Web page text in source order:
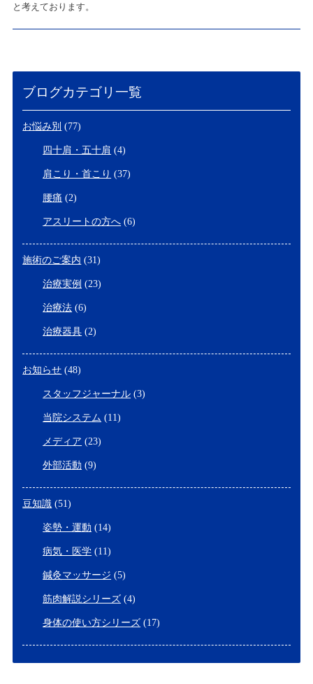
と考えております。
ブログカテゴリ一覧
お悩み別 (77)
四十肩・五十肩 (4)
肩こり・首こり (37)
腰痛 (2)
アスリートの方へ (6)
施術のご案内 (31)
治療実例 (23)
治療法 (6)
治療器具 (2)
お知らせ (48)
スタッフジャーナル (3)
当院システム (11)
メディア (23)
外部活動 (9)
豆知識 (51)
姿勢・運動 (14)
病気・医学 (11)
鍼灸マッサージ (5)
筋肉解説シリーズ (4)
身体の使い方シリーズ (17)